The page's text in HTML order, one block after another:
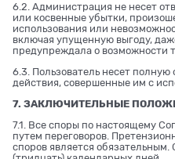
6.2. Администрация не несет
или косвенные убытки,
использования или
включая упущенную выгоду,
предупреждала о возможности
6.3. Пользователь несет полную
действия, совершенные им с
7. ЗАКЛЮЧИТЕЛЬНЫЕ
7.1. Все споры по настоящему
путем переговоров.
споров является